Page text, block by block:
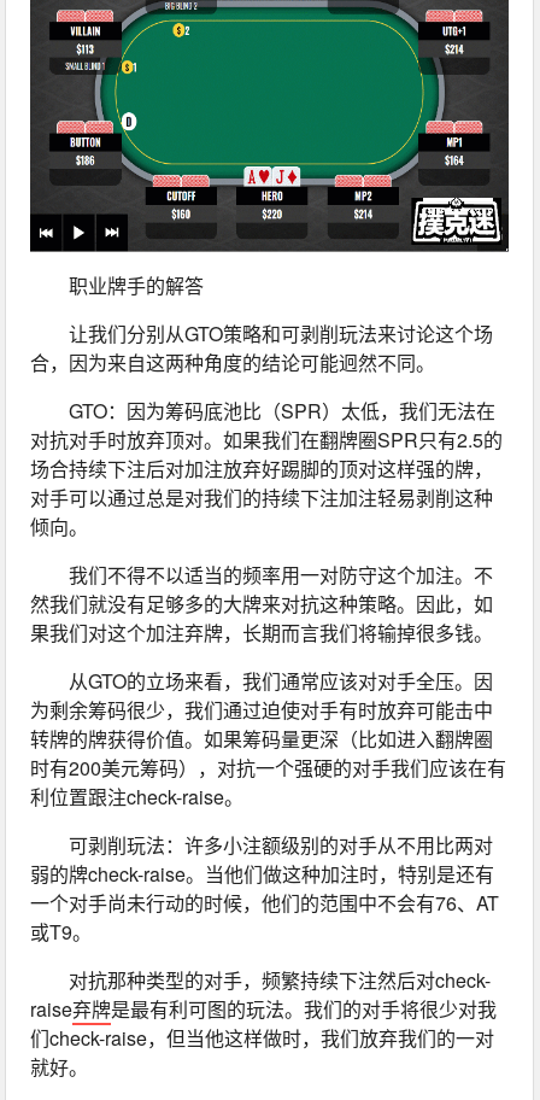
职业牌手的解答
让我们分别从GTO策略和可剥削玩法来讨论这个场
合，因为来自这两种角度的结论可能迥然不同。
GTO：因为筹码底池比（SPR）太低，我们无法在
对抗对手时放弃顶对。如果我们在翻牌圈SPR只有2.5的
场合持续下注后对加注放弃好踢脚的顶对这样强的牌，
对手可以通过总是对我们的持续下注加注轻易剥削这种
倾向。
我们不得不以适当的频率用一对防守这个加注。不
然我们就没有足够多的大牌来对抗这种策略。因此，如
果我们对这个加注弃牌，长期而言我们将输掉很多钱。
从GTO的立场来看，我们通常应该对对手全压。因
为剩余筹码很少，我们通过迫使对手有时放弃可能击中
转牌的牌获得价值。如果筹码量更深（比如进入翻牌圈
时有200美元筹码），对抗一个强硬的对手我们应该在有
利位置跟注check-raise。
可剥削玩法：许多小注额级别的对手从不用比两对
弱的牌check-raise。当他们做这种加注时，特别是还有
一个对手尚未行动的时候，他们的范围中不会有76、AT
或T9。
对抗那种类型的对手，频繁持续下注然后对check-
raise弃牌是最有利可图的玩法。我们的对手将很少对我
们check-raise，但当他这样做时，我们放弃我们的一对
就好。